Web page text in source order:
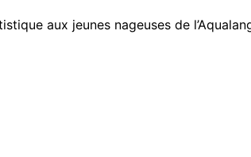
aux jeunes nageuses de